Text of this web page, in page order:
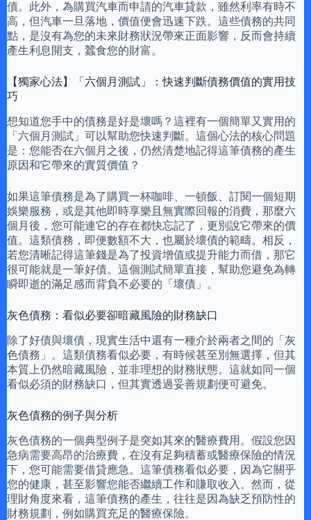
債。此外，為購買汽車而申請的汽車貸款，雖然利率有時不
高，但汽車一旦落地，價值便會迅速下跌。這些債務的共同
點，是沒有為您的未來財務狀況帶來正面影響，反而會持續
產生利息開支，蠶食您的財富。
【獨家心法】「六個月測試」：快速判斷債務價值的實用技
巧
想知道您手中的債務是好是壞嗎？這裡有一個簡單又實用的
「六個月測試」可以幫助您快速判斷。這個心法的核心問題
是：您能否在六個月之後，仍然清楚地記得這筆債務的產生
原因和它帶來的實質價值？
如果這筆債務是為了購買一杯咖啡、一頓飯、訂閱一個短期
娛樂服務，或是其他即時享樂且無實際回報的消費，那麼六
個月後，您可能連它的存在都快忘記了，更別說它帶來的價
值。這類債務，即便數額不大，也屬於壞債的範疇。相反，
若您清晰記得這筆錢是為了投資增值或提升能力而借，那它
很可能就是一筆好債。這個測試簡單直接，幫助您避免為轉
瞬即逝的滿足感而背負不必要的「壞債」。
灰色債務：看似必要卻暗藏風險的財務缺口
除了好債與壞債，現實生活中還有一種介於兩者之間的「灰
色債務」。這類債務看似必要，有時候甚至別無選擇，但其
本質上仍然暗藏風險，並非理想的財務狀態。這就如同一個
看似必須的財務缺口，但其實透過妥善規劃便可避免。
灰色債務的例子與分析
灰色債務的一個典型例子是突如其來的醫療費用。假設您因
急病需要高昂的治療費，在沒有足夠積蓄或醫療保險的情況
下，您可能需要借貸應急。這筆債務看似必要，因為它關乎
您的健康，甚至影響您能否繼續工作和賺取收入。然而，從
理財角度來看，這筆債務的產生，往往是因為缺乏預防性的
財務規劃，例如購買充足的醫療保險。